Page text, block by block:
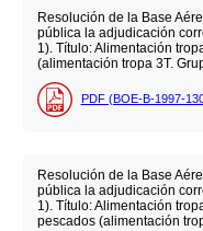
Resolución de la Base
pública la adjudicación
1). Título: Alimentación
(alimentación tropa 3T.
PDF (BOE-B-1997-
Resolución de la Base
pública la adjudicación
1). Título: Alimentación
pescados (alimentación